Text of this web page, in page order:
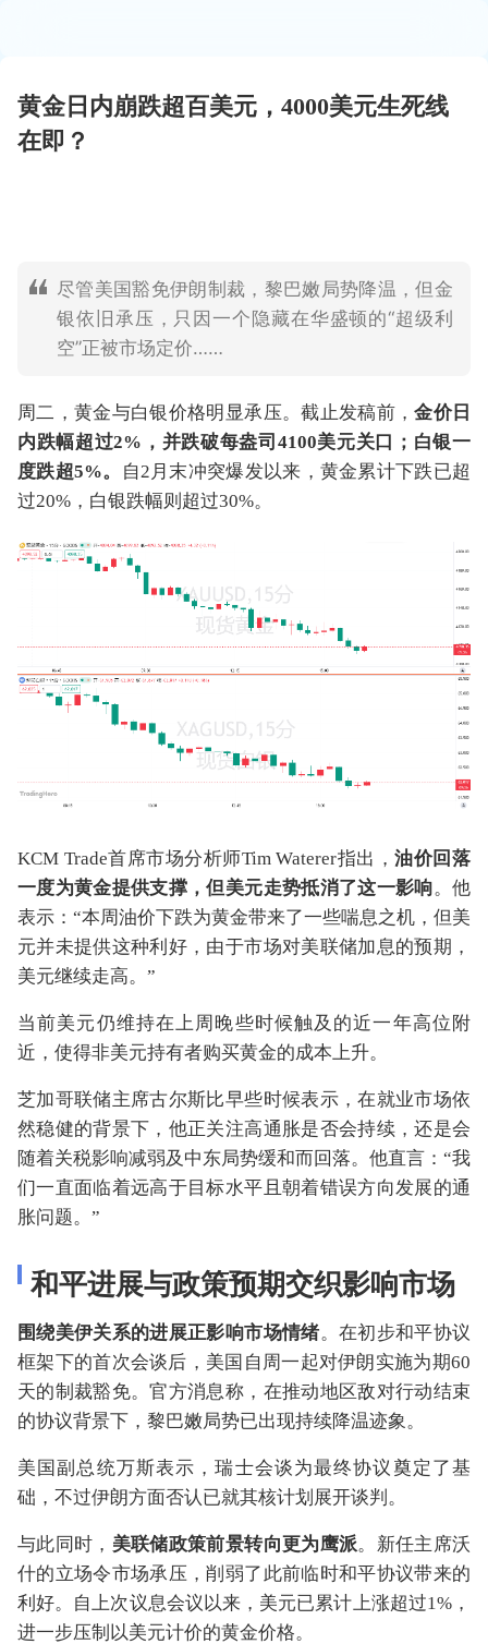
黄金日内崩跌超百美元，4000美元生死线
在即？
尽管美国豁免伊朗制裁，黎巴嫩局势降温，但金
银依旧承压，只因一个隐藏在华盛顿的“超级利
空”正被市场定价……
周二，黄金与白银价格明显承压。截止发稿前，金价日
内跌幅超过2%，并跌破每盎司4100美元关口；白银一
度跌超5%。
自2月末冲突爆发以来，黄金累计下跌已超
过20%，白银跌幅则超过30%。
KCM Trade首席市场分析师Tim Waterer指出，油价回落
一度为黄金提供支撑，但美元走势抵消了这一影响。他
表示：“本周油价下跌为黄金带来了一些喘息之机，但美
元并未提供这种利好，由于市场对美联储加息的预期，
美元继续走高。”
当前美元仍维持在上周晚些时候触及的近一年高位附
近，使得非美元持有者购买黄金的成本上升。
芝加哥联储主席古尔斯比早些时候表示，在就业市场依
然稳健的背景下，他正关注高通胀是否会持续，还是会
随着关税影响减弱及中东局势缓和而回落。他直言：“我
们一直面临着远高于目标水平且朝着错误方向发展的通
胀问题。”
和平进展与政策预期交织影响市场
围绕美伊关系的进展正影响市场情绪。在初步和平协议
框架下的首次会谈后，美国自周一起对伊朗实施为期60
天的制裁豁免。官方消息称，在推动地区敌对行动结束
的协议背景下，黎巴嫩局势已出现持续降温迹象。
美国副总统万斯表示，瑞士会谈为最终协议奠定了基
础，不过伊朗方面否认已就其核计划展开谈判。
与此同时， 美联储政策前景转向更为鹰派。新任主席沃
什的立场令市场承压，削弱了此前临时和平协议带来的
利好。自上次议息会议以来，美元已累计上涨超过1%，
进一步压制以美元计价的黄金价格。